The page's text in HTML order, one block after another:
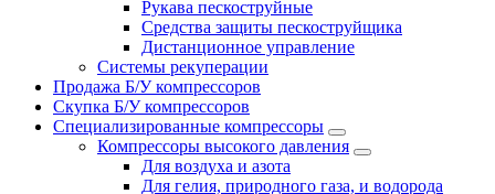
Рукава пескоструйные
Средства защиты пескоструйщика
Дистанционное управление
Системы рекуперации
Продажа Б/У компрессоров
Скупка Б/У компрессоров
Специализированные компрессоры
Компрессоры высокого давления
Для воздуха и азота
Для гелия, природного газа, и водорода